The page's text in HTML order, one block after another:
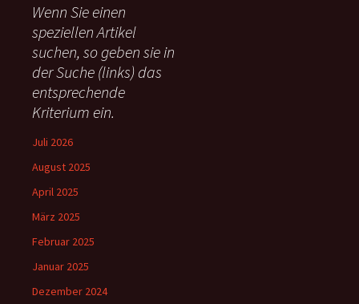
n
n
a
c
:
Wenn Sie einen
speziellen Artikel
suchen, so geben sie in
der Suche (links) das
entsprechende
Kriterium ein.
Juli 2026
August 2025
April 2025
März 2025
Februar 2025
Januar 2025
Dezember 2024